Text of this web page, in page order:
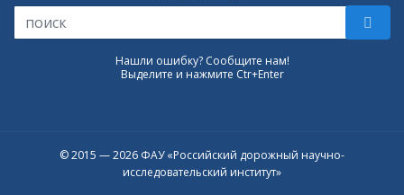
Нашли ошибку? Сообщите нам!
Выделите и нажмите Ctr+Enter
© 2015 — 2026 ФАУ «Российский дорожный научно-
исследовательский институт»